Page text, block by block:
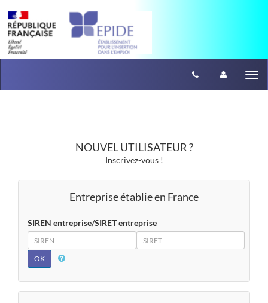
NOUVEL UTILISATEUR ?
Inscrivez-vous !
Entreprise établie en France
SIREN entreprise/SIRET entreprise
SIREN
SIRET